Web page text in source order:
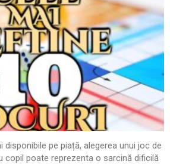
pe piață, alegerea unui joc de
copil poate reprezenta o sarcină dificilă